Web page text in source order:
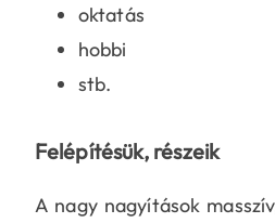
oktatás
hobbi
stb.
Felépítésük, részeik
A nagy nagyítások